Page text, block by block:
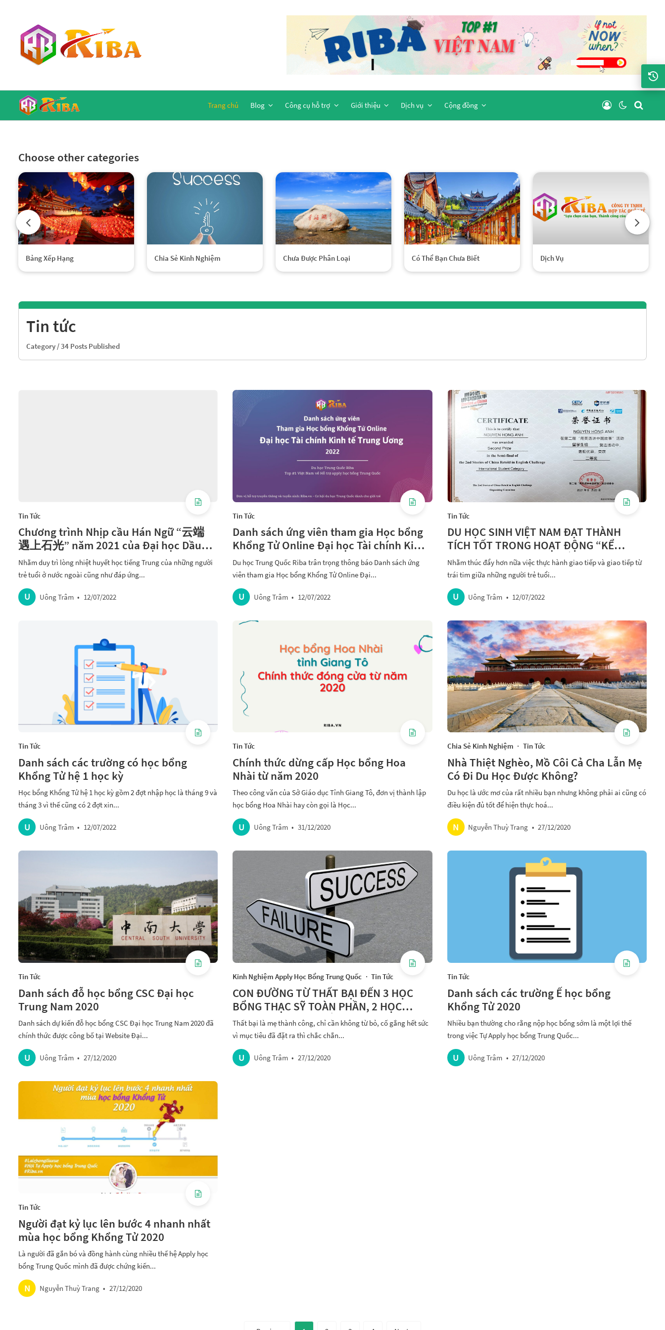
Trang chủ Blog Công cụ hỗ trợ Giới thiệu Dịch vụ Cộng đồng
Choose other categories
Bảng Xếp Hạng Chia Sẻ Kinh Nghiệm Chưa Được Phân Loại Có Thể Bạn Chưa Biết Dịch Vụ
Tin tức
Category / 34 Posts Published
Tin Tức
Chương trình Nhịp cầu Hán Ngữ “云端
遇上石光” năm 2021 của Đại học Dầu
khí Trung Quốc đang diễn ra
Nhằm duy trì lòng nhiệt huyết học tiếng Trung của những người
trẻ tuổi ở nước ngoài cũng như đáp ứng...
U Uông Trâm • 12/07/2022
Tin Tức
Danh sách ứng viên tham gia Học bổng
Khổng Tử Online Đại học Tài chính Kinh
tế Trung Ương 2022
Du học Trung Quốc Riba trân trọng thông báo Danh sách ứng
viên tham gia Học bổng Khổng Tử Online Đại...
U Uông Trâm • 12/07/2022
Tin Tức
DU HỌC SINH VIỆT NAM ĐẠT THÀNH
TÍCH TỐT TRONG HOẠT ĐỘNG “KỂ
CHUYỆN TRUNG QUỐC BẰNG TIẾNG
ANH” LẦN THỨ 2 TẠI ĐẠI HỌC SƯ PHẠM
QUẢNG TÂY
Nhằm thúc đẩy hơn nữa việc thực hành giao tiếp và giao tiếp từ
trái tim giữa những người trẻ tuổi...
U Uông Trâm • 12/07/2022
Tin Tức
Danh sách các trường có học bổng
Khổng Tử hệ 1 học kỳ
Học bổng Khổng Tử hệ 1 học kỳ gồm 2 đợt nhập học là tháng 9 và
tháng 3 vì thế cũng có 2 đợt xin...
U Uông Trâm • 12/07/2022
Tin Tức
Chính thức dừng cấp Học bổng Hoa
Nhài từ năm 2020
Theo công văn của Sở Giáo dục Tỉnh Giang Tô, đơn vị thành lập
học bổng Hoa Nhài hay còn gọi là Học...
U Uông Trâm • 31/12/2020
Chia Sẻ Kinh Nghiệm · Tin Tức
Nhà Thiệt Nghèo, Mồ Côi Cả Cha Lẫn Mẹ
Có Đi Du Học Được Không?
Du học là ước mơ của rất nhiều bạn nhưng không phải ai cũng có
điều kiện đủ tốt để hiện thực hoá...
N Nguyễn Thuỳ Trang • 27/12/2020
Tin Tức
Danh sách đỗ học bổng CSC Đại học
Trung Nam 2020
Danh sách dự kiến đỗ học bổng CSC Đại học Trung Nam 2020 đã
chính thức được công bố tại Website Đại...
U Uông Trâm • 27/12/2020
Kinh Nghiệm Apply Học Bổng Trung Quốc · Tin Tức
CON ĐƯỜNG TỪ THẤT BẠI ĐẾN 3 HỌC
BỔNG THẠC SỸ TOÀN PHẦN, 2 HỌC
BỔNG GIAO LƯU NGẮN HẠN
Thất bại là mẹ thành công, chỉ cần không từ bỏ, cố gắng hết sức
vì mục tiêu đã đặt ra thì chắc chắn...
U Uông Trâm • 27/12/2020
Tin Tức
Danh sách các trường Ế học bổng
Khổng Tử 2020
Nhiều bạn thường cho rằng nộp học bổng sớm là một lợi thế
trong việc Tự Apply học bổng Trung Quốc...
U Uông Trâm • 27/12/2020
Tin Tức
Người đạt kỷ lục lên bước 4 nhanh nhất
mùa học bổng Khổng Tử 2020
Là người đã gắn bó và đồng hành cùng nhiều thế hệ Apply học
bổng Trung Quốc mình đã được chứng kiến...
N Nguyễn Thuỳ Trang • 27/12/2020